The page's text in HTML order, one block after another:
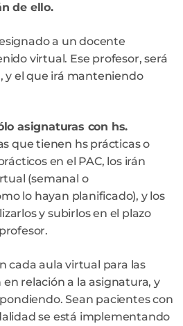
de ello.
a un docente
virtual. Ese profesor, será
y el que irá manteniendo
asignaturas con hs.
que tienen hs prácticas o
en el PAC, los irán
(semanal o
lo hayan planificado), y los
y subirlos en el plazo
cada aula virtual para las
relación a la asignatura, y
Sean pacientes con
se está implementando